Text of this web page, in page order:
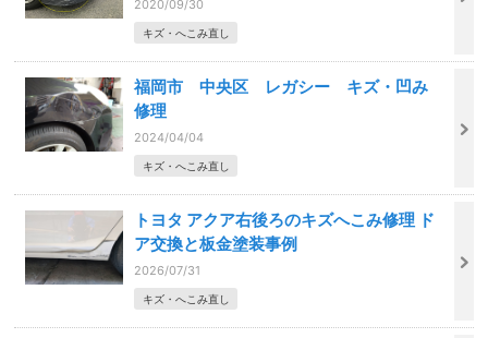
2020/09/30
キズ・へこみ直し
福岡市 中央区 レガシー キズ・凹み
修理
2024/04/04
キズ・へこみ直し
トヨタ アクア右後ろのキズへこみ修理 ド
ア交換と板金塗装事例
2026/07/31
キズ・へこみ直し